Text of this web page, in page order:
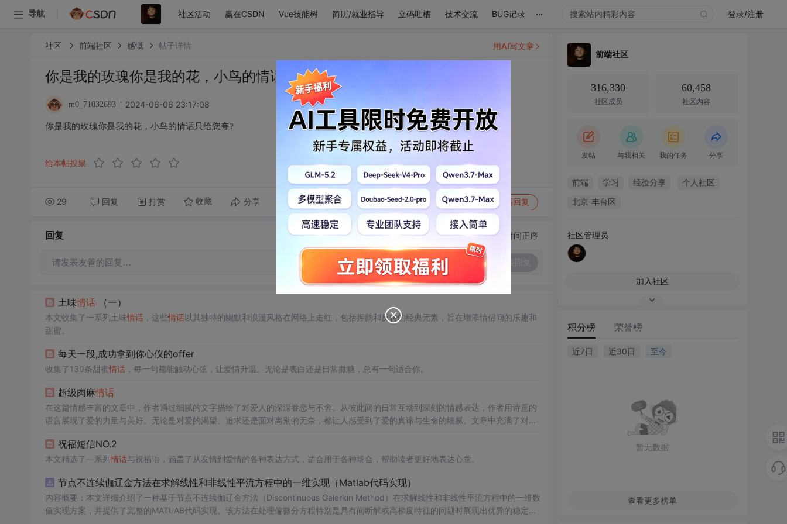
导航 社区活动 赢在CSDN Vue技能树 简历/就业指导 立码吐槽 技术交流 BUG记录 ... 登录/注册
社区 前端社区 感慨 帖子详情
你是我的玫瑰你是我的花，小鸟的情话只给您夸?
m0_71032693 2024-06-06 23:17:08
你是我的玫瑰你是我的花，小鸟的情话只给您夸?
给本帖投票
29 回复 打赏 收藏 分享 转发到动态 举报 写回复
用AI写文章
回复 切换为时间正序
请发表友善的回复…
土味情话（一）
本文收集了一系列土味情话，这些情话以其独特的幽默和浪漫风格在网络上走红，包括押韵和反转的经典元素，旨在增添情侣间的乐趣和
甜蜜。
每天一段,成功拿到你心仪的offer
收集了130条甜蜜情话，每一句都能触动心弦，让爱情升温。无论是表白还是日常撒糖，总有一句适合你。
超级肉麻情话
在这篇情感丰富的文章中，作者通过细腻的文字描绘了对爱人的深深眷恋与不舍。从彼此间的日常互动到深刻的情感表达，作者用诗意的
语言展现了爱的力量与美好。无论是对爱的渴望、追求还是面对离别的无奈，都让人感受到了爱的真谛与生命的细腻。文章中充满了对过
前人，用心感受生活的每一刻。
祝福短信NO.2
本文精选了一系列情话与祝福语，涵盖了从友情到爱情的各种表达方式，适合用于各种场合，帮助读者更好地表达心意。
节点不连续伽辽金方法在求解线性和非线性平流方程中的一维实现（Matlab代码实现）
内容概要：本文详细介绍了一种基于节点不连续伽辽金方法（Discontinuous Galerkin Method）在求解线性和非线性平流方程中的一维数
值实现方案，并提供了完整的MATLAB代码实现。该方法在处理偏微分方程特别是具有间断解或高梯度特征的问题时展现出优异的稳定性
前端社区
316,330
社区成员
60,458
社区内容
发帖 与我相关 我的任务 分享
前端 学习 经验分享 个人社区
北京·丰台区
社区管理员
加入社区
积分榜 荣誉榜
近7日 近30日 至今
暂无数据
查看更多榜单